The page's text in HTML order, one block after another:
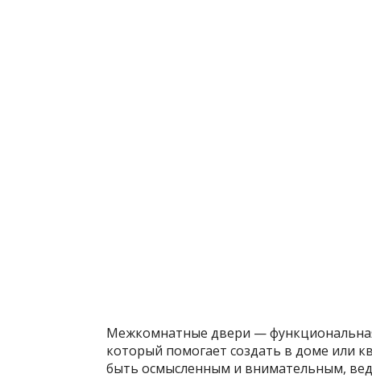
Межкомнатные двери —
который помогает создать в доме или
быть осмысленным и внимательным,